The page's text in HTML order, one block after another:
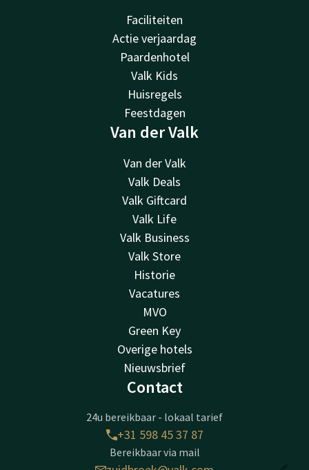
Faciliteiten
Actie verjaardag
Paardenhotel
Valk Kids
Huisregels
Feestdagen
Van der Valk
Van der Valk
Valk Deals
Valk Giftcard
Valk Life
Valk Business
Valk Store
Historie
Vacatures
MVO
Green Key
Overige hotels
Nieuwsbrief
Contact
24u bereikbaar - lokaal tarief
+31 598 45 37 87
Bereikbaar via mail